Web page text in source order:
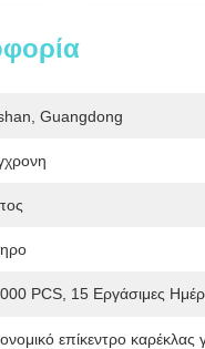
Guangdong
PCS, 15 Εργάσιμες
επίκεντρο καρέκλας